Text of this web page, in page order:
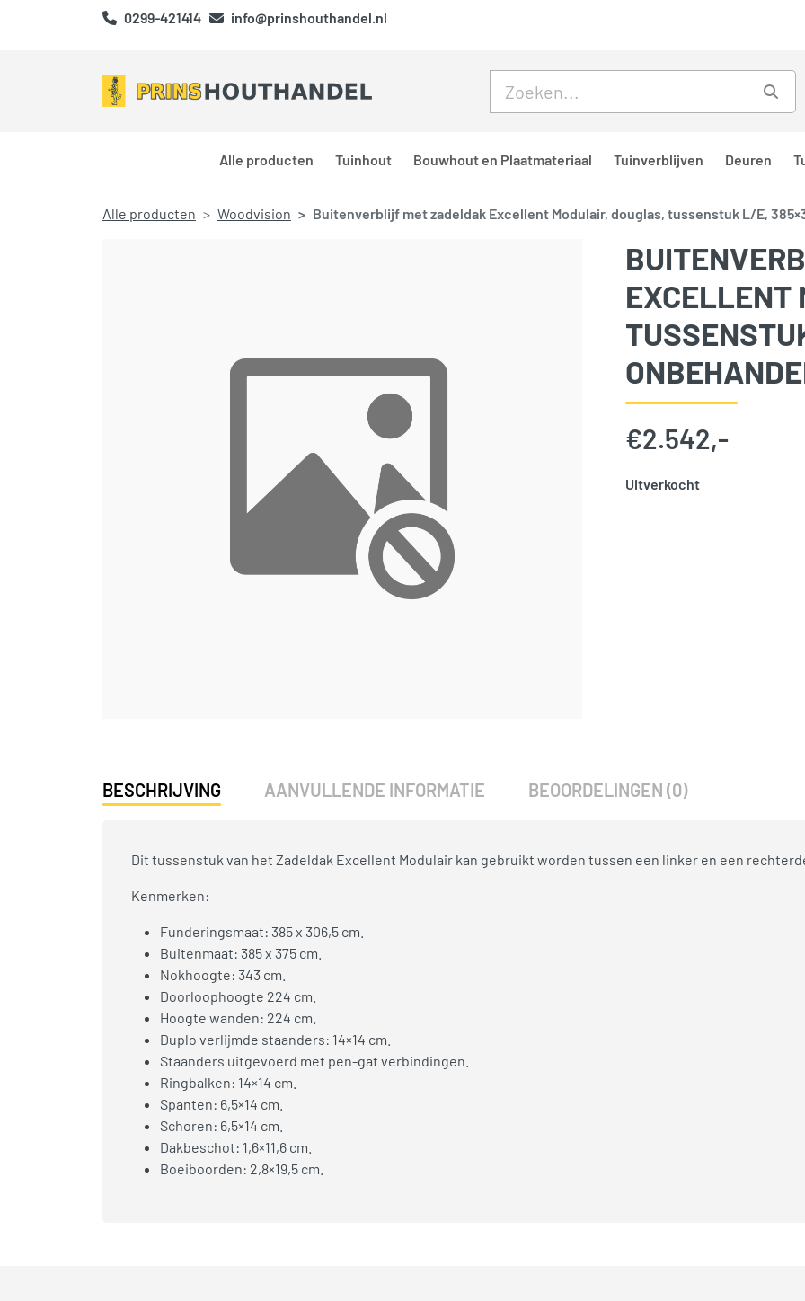
0299-421414 info@prinshouthandel.nl
Alle producten Tuinhout Bouwhout en Plaatmateriaal Tuinverblijven Deuren
Alle producten Woodvision Buitenverblijf met zadeldak Excellent Modulair, douglas, tussenstuk L/E,
EXCELLENT
€2.542,-
Uitverkocht
BESCHRIJVING AANVULLENDE INFORMATIE BEOORDELINGEN (0)
Dit tussenstuk van het Zadeldak Excellent Modulair kan gebruikt worden tussen een linker en een
Kenmerken:
Funderingsmaat: 385 x 306,5 cm.
Buitenmaat: 385 x 375 cm.
Nokhoogte: 343 cm.
Doorloophoogte 224 cm.
Hoogte wanden: 224 cm.
Duplo verlijmde staanders: 14×14 cm.
Staanders uitgevoerd met pen-gat verbindingen.
Ringbalken: 14×14 cm.
Spanten: 6,5×14 cm.
Schoren: 6,5×14 cm.
Dakbeschot: 1,6×11,6 cm.
Boeiboorden: 2,8×19,5 cm.